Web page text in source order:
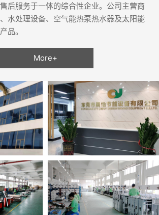
后服务于一体的综合性企业。公司主营商
水处理设备、空气能热泵热水器及太阳能
品。
More+